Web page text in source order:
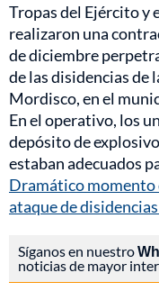
Tropas del Ejército y
realizaron una
de diciembre
de las disidencias de
Mordisco, en el
En el operativo, los
depósito de
estaban adecuados
Dramático
ataque de
Síganos en nuestro
noticias de mayor